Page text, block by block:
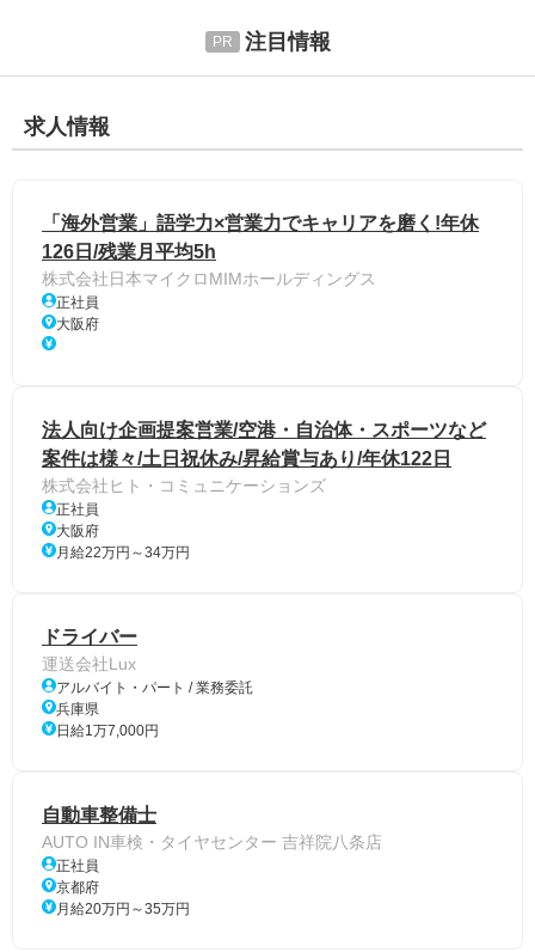
注目情報
求人情報
「海外営業」語学力×営業力でキャリアを磨く!年休
126日/残業月平均5h
株式会社日本マイクロMIMホールディングス
正社員
大阪府
法人向け企画提案営業/空港・自治体・スポーツなど
案件は様々/土日祝休み/昇給賞与あり/年休122日
株式会社ヒト・コミュニケーションズ
正社員
大阪府
月給22万円～34万円
ドライバー
運送会社Lux
アルバイト・パート / 業務委託
兵庫県
日給1万7,000円
自動車整備士
AUTO IN車検・タイヤセンター 吉祥院八条店
正社員
京都府
月給20万円～35万円